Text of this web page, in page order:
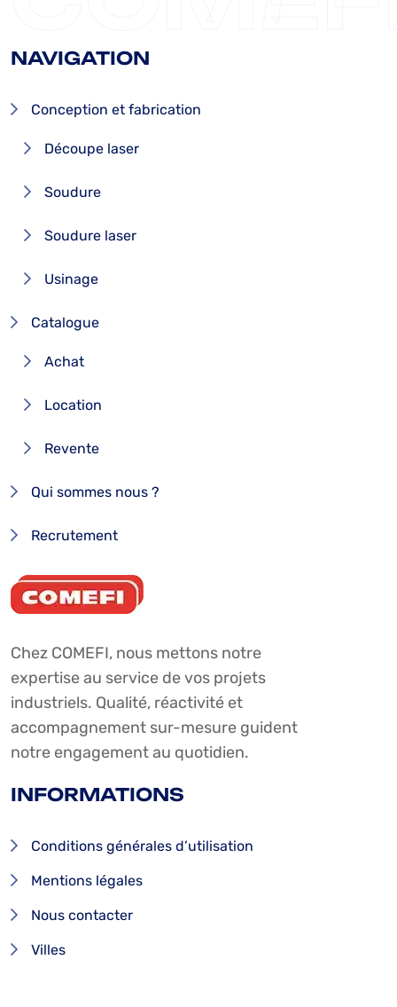
NAVIGATION
Conception et fabrication
Découpe laser
Soudure
Soudure laser
Usinage
Catalogue
Achat
Location
Revente
Qui sommes nous ?
Recrutement
Chez COMEFI, nous mettons notre
expertise au service de vos projets
industriels. Qualité, réactivité et
accompagnement sur-mesure guident
notre engagement au quotidien.
INFORMATIONS
Conditions générales d’utilisation
Mentions légales
Nous contacter
Villes